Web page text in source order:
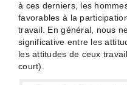
à ces derniers, les
favorables à la
travail. En général, nous
significative entre les
les attitudes de ceux
court).